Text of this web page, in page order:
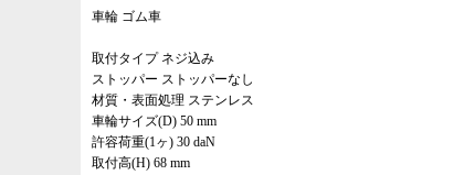
車輪 ゴム車
取付タイプ ネジ込み
ストッパー ストッパーなし
材質・表面処理 ステンレス
車輪サイズ(D) 50 mm
許容荷重(1ヶ) 30 daN
取付高(H) 68 mm